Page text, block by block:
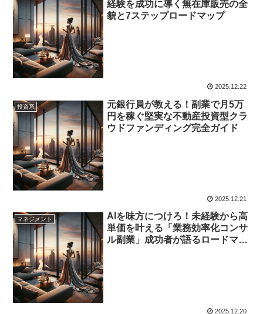
経験を成功に導く無在庫販売の全
貌と7ステップロードマップ
2025.12.22
投資系
元銀行員が教える！副業で月5万
円を稼ぐ堅実な不動産投資型クラ
ウドファンディング完全ガイド
2025.12.21
マネジメント
AIを味方につけろ！未経験から高
単価を叶える「業務効率化コンサ
ル副業」成功者が語るロードマッ
2025.12.20